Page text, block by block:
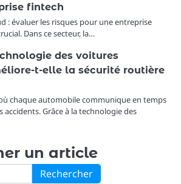
fintech
: évaluer les risques pour une entreprise
Dans ce secteur, la…
des voitures
t-elle la sécurité routière
chaque automobile communique en temps
accidents. Grâce à la technologie des
un article